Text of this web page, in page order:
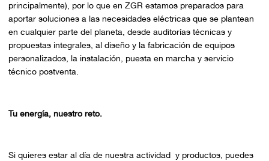
principalmente), por lo que en ZGR estamos preparados para
aportar soluciones a las necesidades eléctricas que se plantean
en cualquier parte del planeta, desde auditorías técnicas y
propuestas integrales, al diseño y la fabricación de equipos
personalizados, la instalación, puesta en marcha y servicio
técnico postventa.
Tu energía, nuestro reto.
Si quieres estar al día de nuestra actividad y productos, puedes